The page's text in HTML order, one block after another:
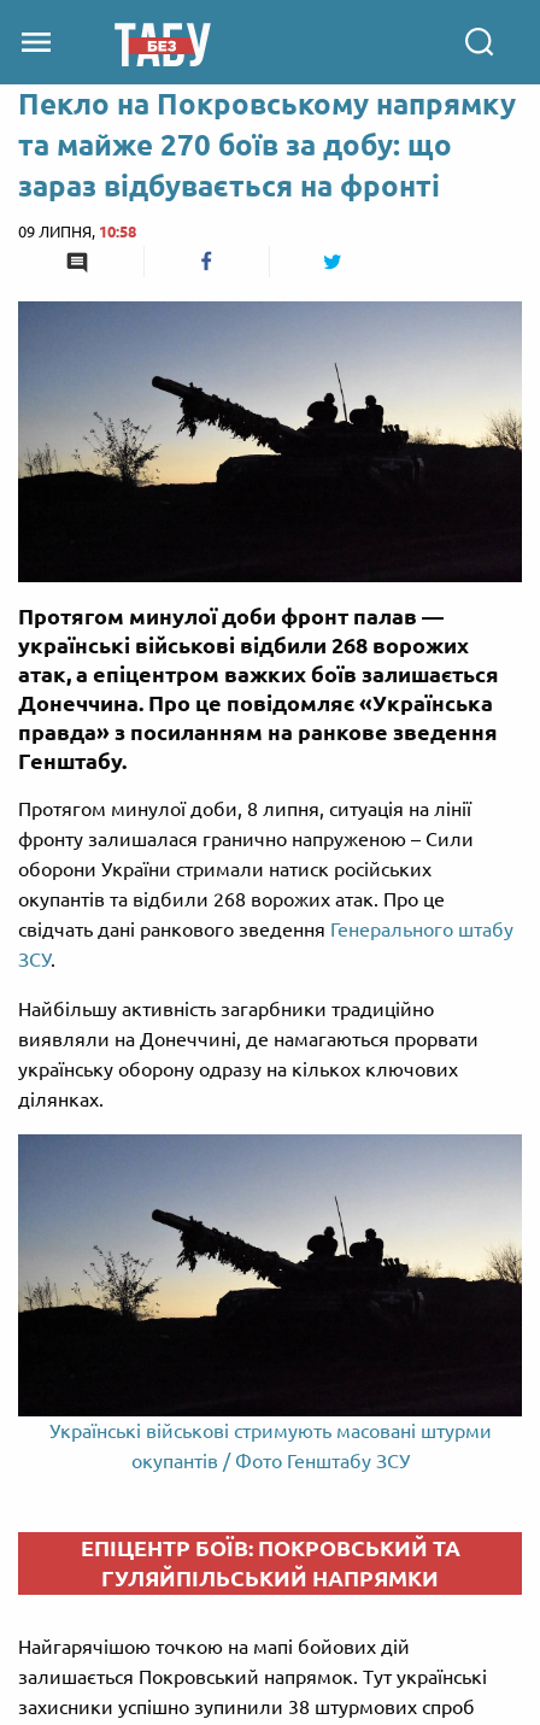
Пекло на Покровському напрямку
та майже 270 боїв за добу: що
зараз відбувається на фронті
09 ЛИПНЯ, 10:58
Протягом минулої доби фронт палав —
українські військові відбили 268 ворожих
атак, а епіцентром важких боїв залишається
Донеччина. Про це повідомляє «Українська
правда» з посиланням на ранкове зведення
Генштабу.
Протягом минулої доби, 8 липня, ситуація на лінії
фронту залишалася гранично напруженою – Сили
оборони України стримали натиск російських
окупантів та відбили 268 ворожих атак. Про це
свідчать дані ранкового зведення Генерального штабу
ЗСУ.
Найбільшу активність загарбники традиційно
виявляли на Донеччині, де намагаються прорвати
українську оборону одразу на кількох ключових
ділянках.
Українські військові стримують масовані штурми
окупантів / Фото Генштабу ЗСУ
ЕПІЦЕНТР БОЇВ: ПОКРОВСЬКИЙ ТА
ГУЛЯЙПІЛЬСЬКИЙ НАПРЯМКИ
Найгарячішою точкою на мапі бойових дій
залишається Покровський напрямок. Тут українські
захисники успішно зупинили 38 штурмових спроб